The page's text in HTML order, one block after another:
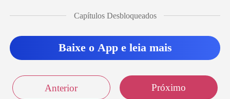
, engravidei do meu pri
ito anos.
Capítulos Desbloqueados
Baixe o App e leia mais
Anterior Próximo